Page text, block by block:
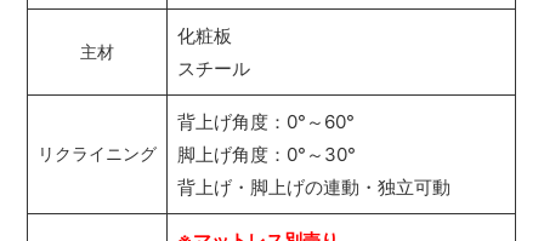
主材
化粧板
スチール
リクライニング
背上げ角度：0°～60°
脚上げ角度：0°～30°
背上げ・脚上げの連動・独立可動